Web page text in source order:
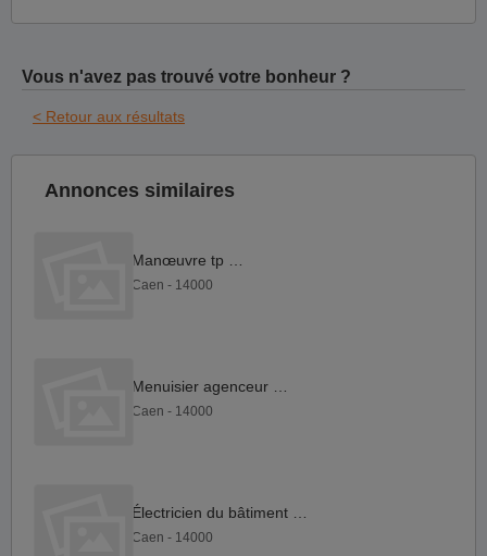
Vous n'avez pas trouvé votre bonheur ?
< Retour aux résultats
Annonces similaires
Caen - 14000
Caen - 14000
Caen - 14000